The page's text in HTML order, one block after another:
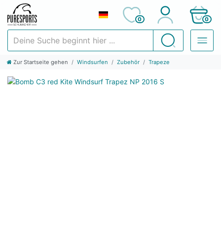
Suchen
0 0
Zur Startseite gehen Windsurfen Zubehör Trapeze